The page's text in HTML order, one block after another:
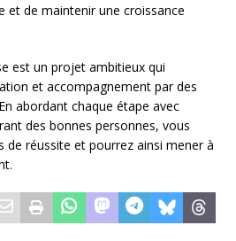
et de maintenir une croissance
est un projet ambitieux qui
et accompagnement par des
abordant chaque étape avec
des bonnes personnes, vous
de réussite et pourrez ainsi mener à